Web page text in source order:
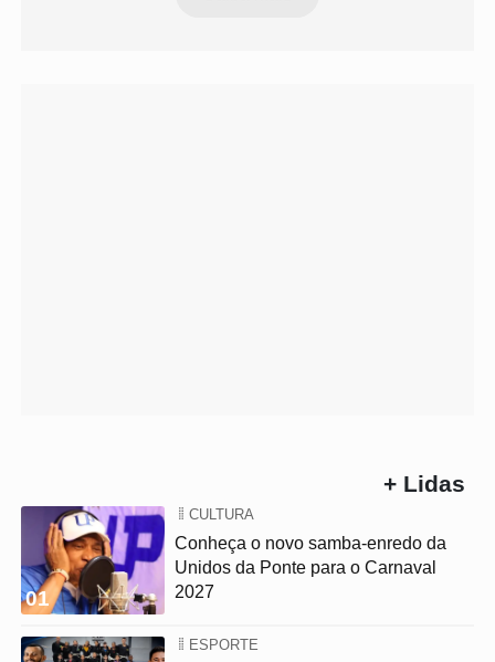
+ Lidas
01
CULTURA
Conheça o novo samba-enredo da
Unidos da Ponte para o Carnaval
2027
ESPORTE